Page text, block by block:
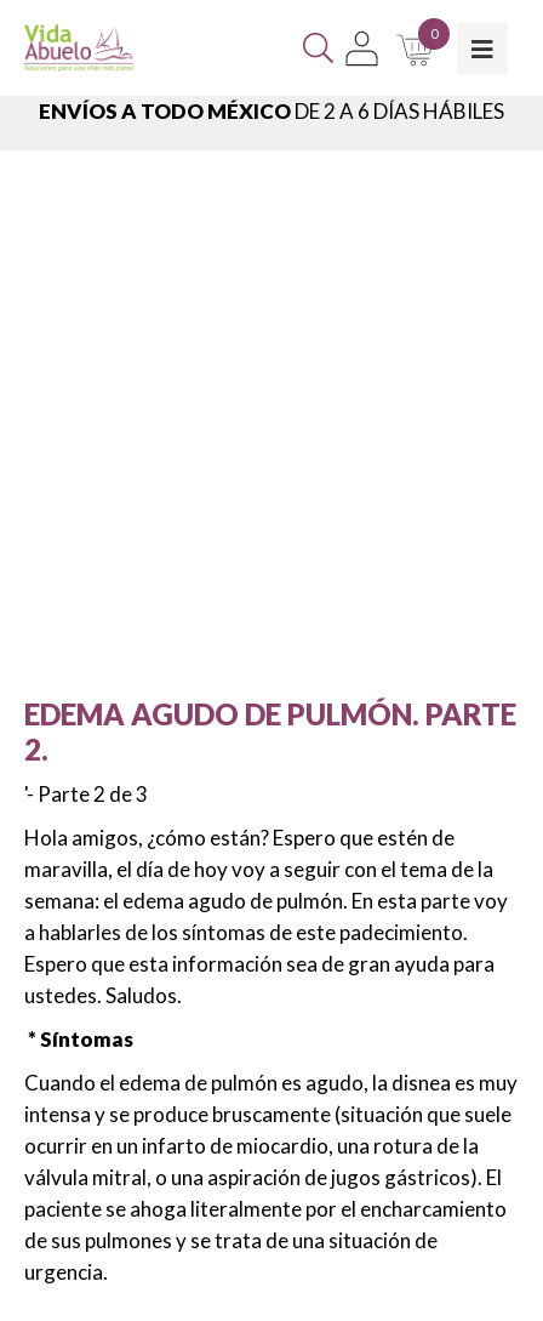
0
ENVÍOS A TODO MÉXICODE 2 A 6 DÍAS HÁBILES
EDEMA AGUDO DE PULMÓN. PARTE
2.
'- Parte 2 de 3
Hola amigos, ¿cómo están? Espero que estén de
maravilla, el día de hoy voy a seguir con el tema de la
semana: el edema agudo de pulmón. En esta parte voy
a hablarles de los síntomas de este padecimiento.
Espero que esta información sea de gran ayuda para
ustedes. Saludos.
* Síntomas
Cuando el edema de pulmón es agudo, la disnea es muy
intensa y se produce bruscamente (situación que suele
ocurrir en un infarto de miocardio, una rotura de la
válvula mitral, o una aspiración de jugos gástricos). El
paciente se ahoga literalmente por el encharcamiento
de sus pulmones y se trata de una situación de
urgencia.